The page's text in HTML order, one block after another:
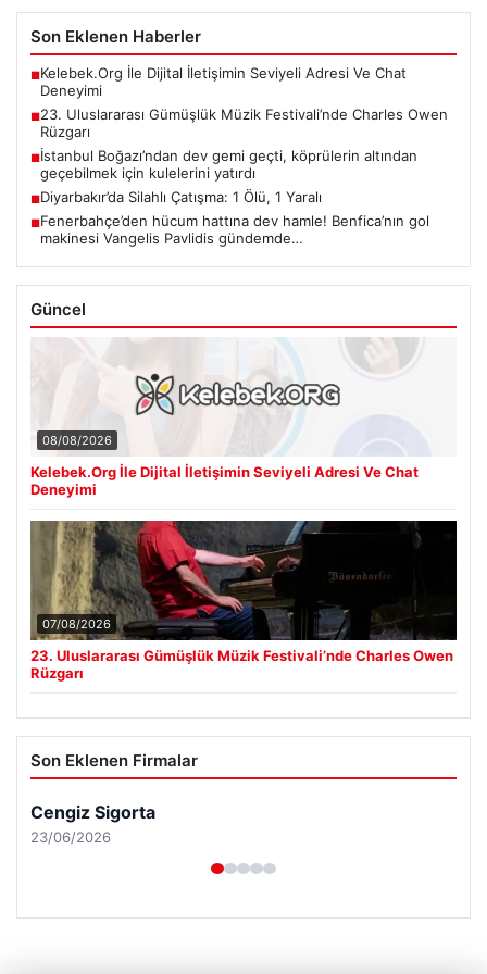
Son Eklenen Haberler
■Kelebek.Org İle Dijital İletişimin Seviyeli Adresi Ve Chat
Deneyimi
■23. Uluslararası Gümüşlük Müzik Festivali’nde Charles Owen
Rüzgarı
■İstanbul Boğazı’ndan dev gemi geçti, köprülerin altından
geçebilmek için kulelerini yatırdı
■Diyarbakır’da Silahlı Çatışma: 1 Ölü, 1 Yaralı
■Fenerbahçe’den hücum hattına dev hamle! Benfica’nın gol
makinesi Vangelis Pavlidis gündemde…
Güncel
08/08/2026
Kelebek.Org İle Dijital İletişimin Seviyeli Adresi Ve Chat
Deneyimi
07/08/2026
23. Uluslararası Gümüşlük Müzik Festivali’nde Charles Owen
Rüzgarı
Son Eklenen Firmalar
Cengiz Sigorta
23/06/2026